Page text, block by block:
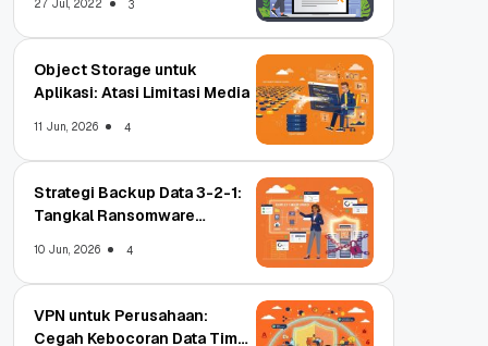
27 Jul, 2022 3
Object Storage untuk
Aplikasi: Atasi Limitasi Media
11 Jun, 2026 4
Strategi Backup Data 3-2-1:
Tangkal Ransomware
10 Jun, 2026 4
VPN untuk Perusahaan:
Cegah Kebocoran Data Tim